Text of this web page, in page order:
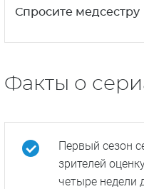
Спросите медсестру
Факты о
Первый сезон
зрителей
четыре недели